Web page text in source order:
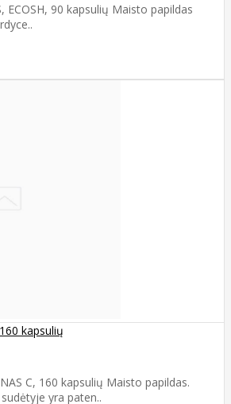
ECOSH, 90 kapsulių Maisto papildas
kapsulių
C, 160 kapsulių Maisto papildas.
yra paten..